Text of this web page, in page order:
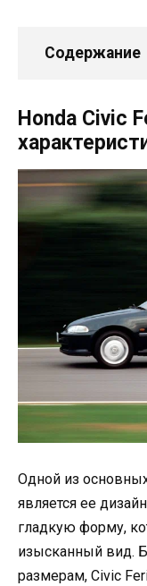
Содержание
Honda Civic
Одной из
является ее
гладкую форму,
изысканный вид.
размерам, Civic